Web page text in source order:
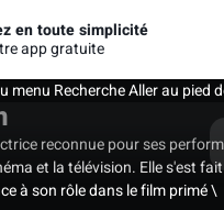
en toute simplicité
app gratuite
menu RechercheAller au pied
reconnue pour ses
et la télévision. Elle s'est
à son rôle dans le film primé \